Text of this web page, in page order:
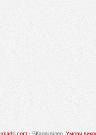
vkadri.com - ВКадрі відео. Умови